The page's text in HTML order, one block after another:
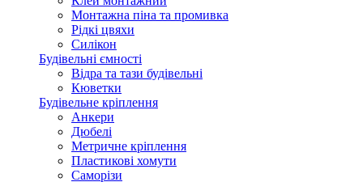
Монтажна піна та промивка
Рідкі цвяхи
Силікон
Будівельні ємності
Відра та тази будівельні
Кюветки
Будівельне кріплення
Анкери
Дюбелі
Метричне кріплення
Пластикові хомути
Саморізи